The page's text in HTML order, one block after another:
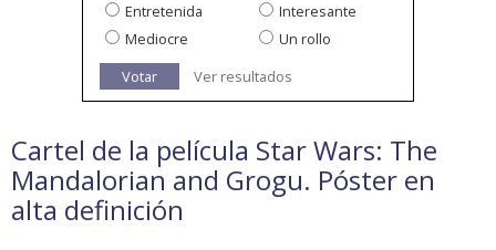
Entretenida
Interesante
Mediocre
Un rollo
Votar
Ver resultados
Cartel de la película Star Wars: The
Mandalorian and Grogu. Póster en
alta definición